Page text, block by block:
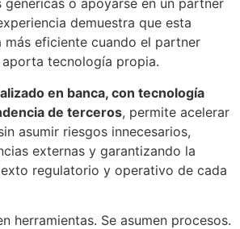
o apoyarse en un partner
demuestra que esta
más eficiente cuando el partner
tecnología propia.
en banca, con tecnología
de terceros, permite acelerar
asumir riesgos innecesarios,
externas y garantizando la
regulatorio y operativo de cada
herramientas. Se asumen procesos.